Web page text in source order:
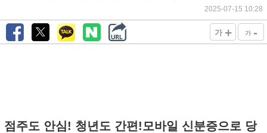
2025-07-15 10:28
가 + 가 -
점주도 안심! 청년도 간편!모바일 신분증으로 당